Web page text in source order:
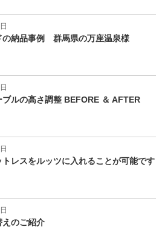
の納品事例 群馬県の万座温泉様
ブルの高さ調整 BEFORE ＆ AFTER
トレスをルッツに入れることが可能です
えのご紹介